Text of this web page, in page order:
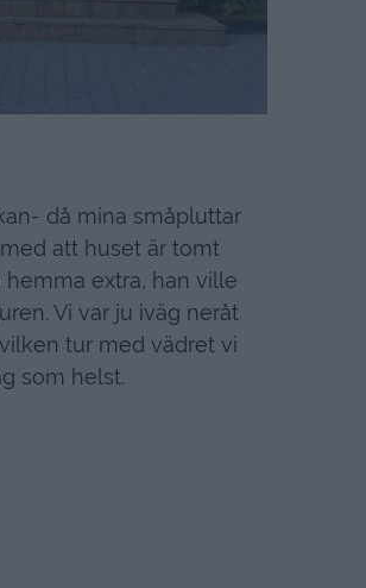
då mina småpluttar
att huset är tomt
extra, han ville
Vi var ju iväg neråt
tur med vädret vi
som helst.